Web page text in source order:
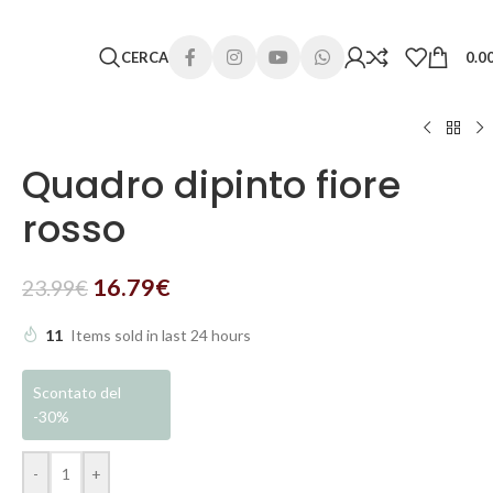
CERCA
Quadro dipinto fiore
rosso
23.99€ 16.79€
11 Items sold in last 24 hours
Scontato del
-30%
- +